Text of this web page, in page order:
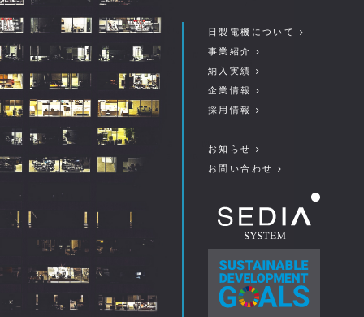
日製電機について
事業紹介
納入実績
企業情報
採用情報
お知らせ
お問い合わせ